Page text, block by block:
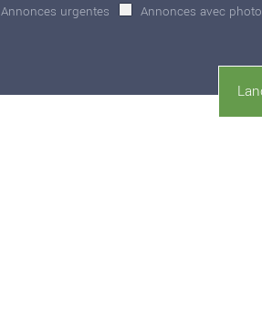
Annonces urgentes Annonces avec photo